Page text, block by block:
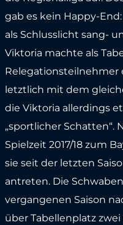
gab es kein Happy-
als Schlusslicht sang-
Viktoria machte als
Relegationsteilnehmer
letztlich mit dem
die Viktoria allerdings
„sportlicher Schatten“.
Spielzeit 2017/18 zum
sie seit der letzten
antreten. Die
vergangenen Saison
über Tabellenplatz